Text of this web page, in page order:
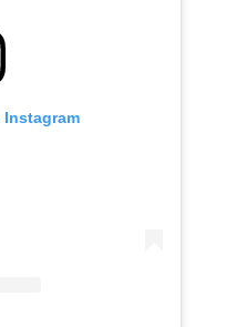
Instagram